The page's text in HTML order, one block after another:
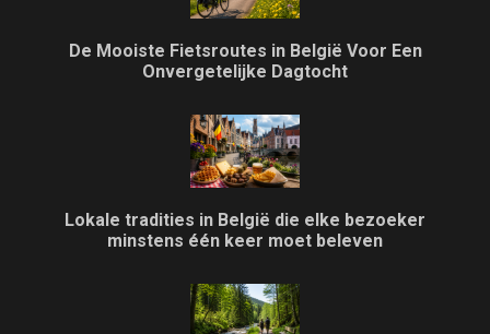
De Mooiste Fietsroutes in België Voor Een
Onvergetelijke Dagtocht
Lokale tradities in België die elke bezoeker
minstens één keer moet beleven